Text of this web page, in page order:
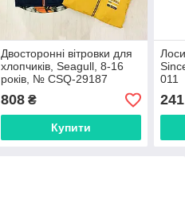
Двосторонні вітровки для
хлопчиків, Seagull, 8-16
років, № CSQ-29187
808₴
Купити
011
241